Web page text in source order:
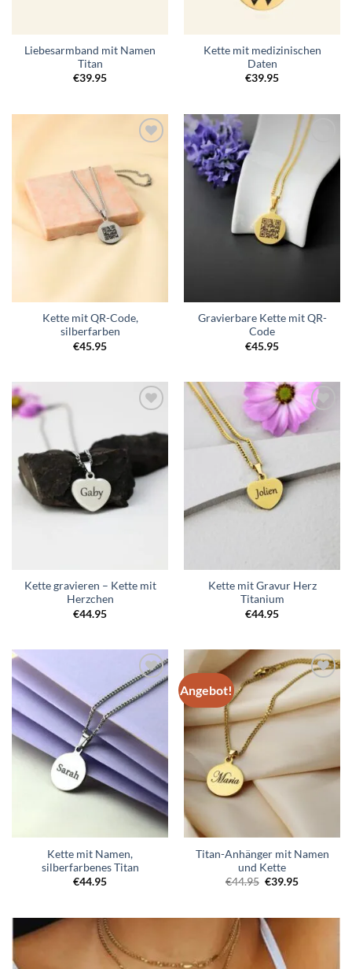
Liebesarmband mit Namen
Titan
€39.95
Kette mit medizinischen
Daten
€39.95
Wunschliste
hinzufügen
Kette mit QR-Code,
silberfarben
€45.95
Zur
Wunschliste
hinzufügen
Gravierbare Kette mit QR-
Code
€45.95
Wunschliste
hinzufügen
Kette gravieren – Kette mit
Herzchen
€44.95
Zur
Wunschliste
Kette mit Gravur Herz
Titanium
€44.95
Zur
Wunschliste
hinzufügen
Kette mit Namen,
silberfarbenes Titan
€44.95
Angebot!
Wunschliste
hinzufügen
Titan-Anhänger mit Namen
und Kette
€44.95 Ursprünglicher
€39.95Aktueller